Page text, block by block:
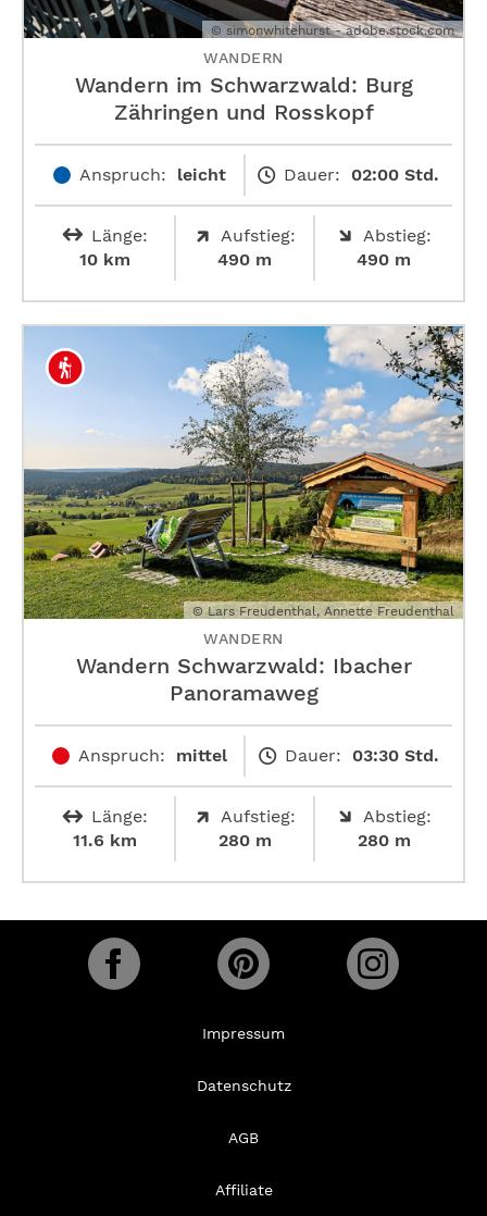
© simonwhitehurst - adobe.stock.com
WANDERN
Wandern im Schwarzwald: Burg
Zähringen und Rosskopf
Anspruch: leicht Dauer: 02:00 Std.
Länge:
10 km
Aufstieg:
490 m
Abstieg:
490 m
© Lars Freudenthal, Annette Freudenthal
WANDERN
Wandern Schwarzwald: Ibacher
Panoramaweg
Anspruch: mittel Dauer: 03:30 Std.
Länge:
11.6 km
Aufstieg:
280 m
Abstieg:
280 m
Impressum
Datenschutz
AGB
Affiliate